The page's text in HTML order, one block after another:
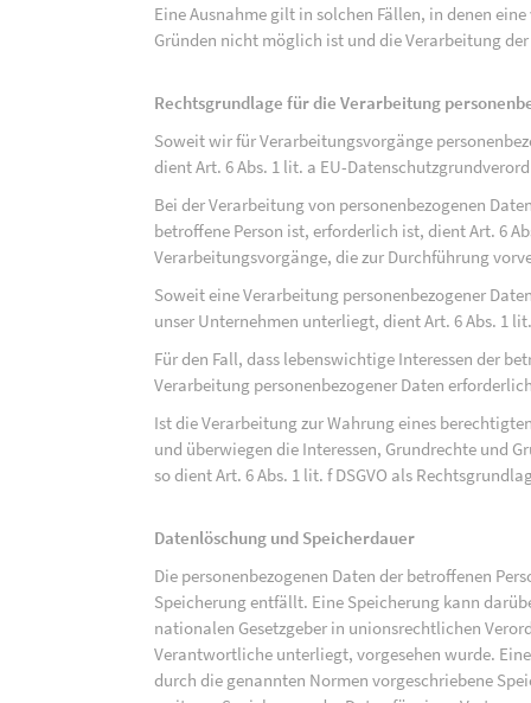
Eine Ausnahme gilt in solchen Fällen, in denen
Gründen nicht möglich ist und die Verarbeitung
Rechtsgrundlage für die Verarbeitung
Soweit wir für Verarbeitungsvorgänge
dient Art. 6 Abs. 1 lit. a EU-
Bei der Verarbeitung von personenbezogenen
betroffene Person ist, erforderlich ist, dient Art. 6
Verarbeitungsvorgänge, die zur Durchführung
Soweit eine Verarbeitung personenbezogener
unser Unternehmen unterliegt, dient Art. 6 Abs. 1
Für den Fall, dass lebenswichtige Interessen der
Verarbeitung personenbezogener Daten
Ist die Verarbeitung zur Wahrung eines
und überwiegen die Interessen, Grundrechte und
so dient Art. 6 Abs. 1 lit. f DSGVO als
Datenlöschung und Speicherdauer
Die personenbezogenen Daten der betroffenen
Speicherung entfällt. Eine Speicherung kann
nationalen Gesetzgeber in unionsrechtlichen
Verantwortliche unterliegt, vorgesehen wurde.
durch die genannten Normen vorgeschriebene